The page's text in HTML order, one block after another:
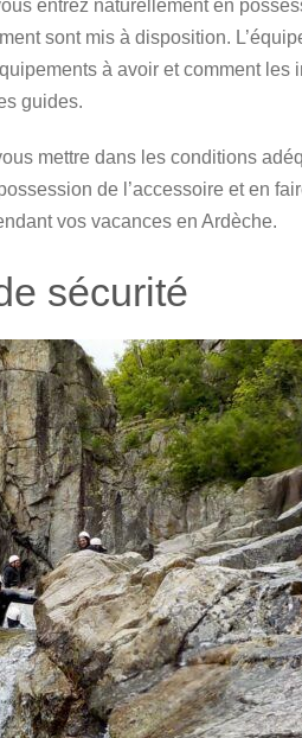
entrez naturellement en
sont mis à disposition.
à avoir et comment les
guides.
mettre dans les conditions
de l’accessoire et en
vos vacances en Ardèche.
sécurité